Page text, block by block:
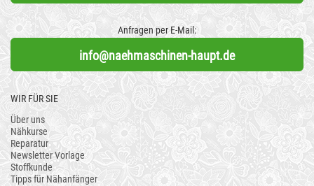
Anfragen per E-Mail:
info@naehmaschinen-haupt.de
WIR FÜR SIE
Über uns
Nähkurse
Reparatur
Newsletter Vorlage
Stoffkunde
Tipps für Nähanfänger